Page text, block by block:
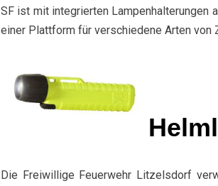
SF ist mit integrierten Lampenhalterungen
einer Plattform für verschiedene Arten von
Die Freiwillige Feuerwehr Litzelsdorf